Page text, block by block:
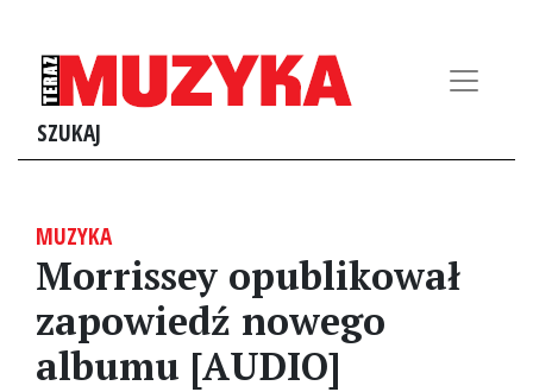
SZUKAJ
MUZYKA
Morrissey opublikował
zapowiedź nowego
albumu [AUDIO]